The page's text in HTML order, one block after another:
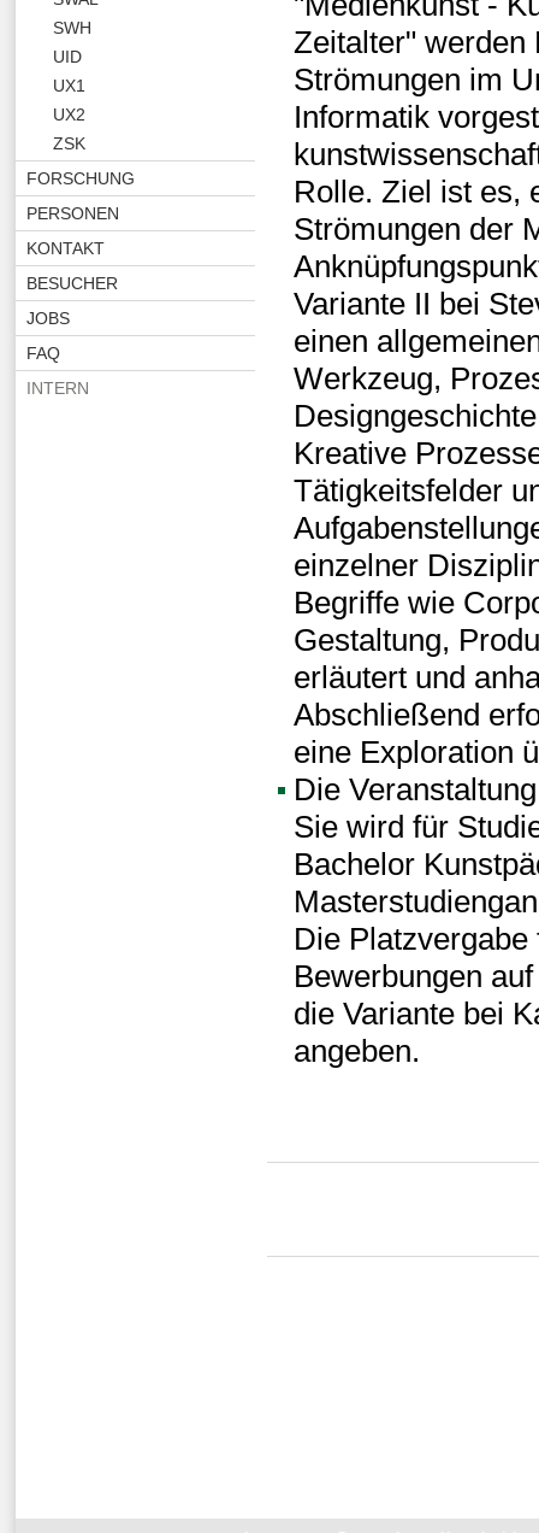
SWH
UID
UX1
UX2
ZSK
FORSCHUNG
PERSONEN
KONTAKT
BESUCHER
JOBS
FAQ
INTERN
Zeitalter" werden
Strömungen im
Informatik
Rolle. Ziel ist es,
Strömungen der
Variante II bei
einen
Werkzeug,
Kreative
Tätigkeitsfelder
einzelner
Begriffe wie
Gestaltung,
erläutert und
Abschließend
eine Exploration
Die
Sie wird für
Bachelor
Die
Bewerbungen
die Variante bei
angeben.